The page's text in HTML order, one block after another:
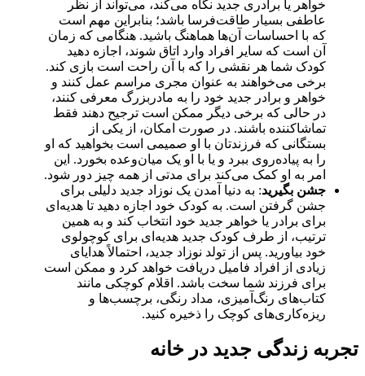
خواهر یا برادری جدید نگاه می‌کند، می‌تواند از نظر
عاطفی بسیار طاقت‌فرسا باشد؛ بنابراین مهم است
که با احساسات آن‌ها هماهنگ باشید. هنگامی که زمان
آن است که سایر افراد وارد اتاق شوند، اجازه دهید
کودک شما هر نقشی را که با آن راحت است بازی کند.
برخی می‌خواهند به عنوان مجری مراسم عمل کنند و
خواهر و برادر جدید خود را به مادربزرگ معرفی کنند،
در حالی که برخی دیگر ممکن است ترجیح دهند فقط
تماشاکننده باشند. در صورت امکان، از یکی از
بستگانی که فرزندتان با او صمیمی است بخواهید که او
را به پیاده‌روی ببرد و یا با او یک میان‌وعده بخورد. این
امر به او کمک می‌کند برای مدتی از همه چیز دور شود.
جشن بگیرید: به دنیا آمدن یک نوزاد جدید دلیلی برای
جشن گرفتن است. به کودک خود اجازه دهید تا هدیه‌ای
برای برادر یا خواهر جدید خود انتخاب کند و به همین
ترتیب، از طرف کودک جدید هدیه‌ای برای کوچولوی
خود بیاورید. پس از تولد نوزاد جدید، احتمالاً هدایای
زیادی از افراد فامیل دریافت خواهد کرد و ممکن است
برای فرزند شما سخت باشد. اقلام کوچکی مانند
کتاب‌های رنگ‌آمیزی، مداد رنگی، برچسب‌ها و
ریزه‌کاری‌های کوچک را ذخیره کنید.
تجربه زندگی جدید در خانه